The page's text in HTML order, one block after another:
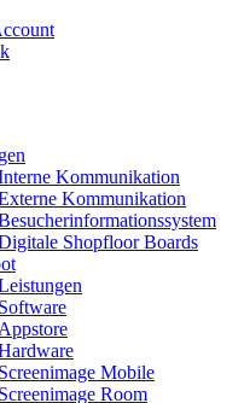
Kommunikation
Kommunikation
Shopfloor Boards
Software
Appstore
Screenimage Mobile
Screenimage Room